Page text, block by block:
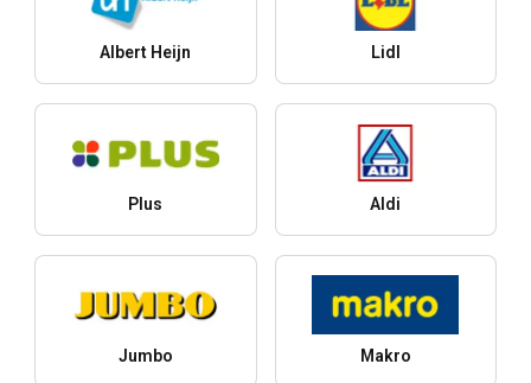
Albert Heijn Lidl
Plus Aldi
Jumbo Makro